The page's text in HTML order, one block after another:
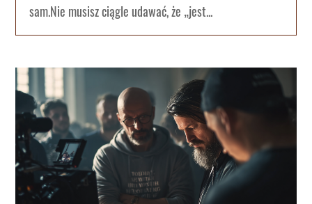
sam.Nie musisz ciągle udawać, że „jest...